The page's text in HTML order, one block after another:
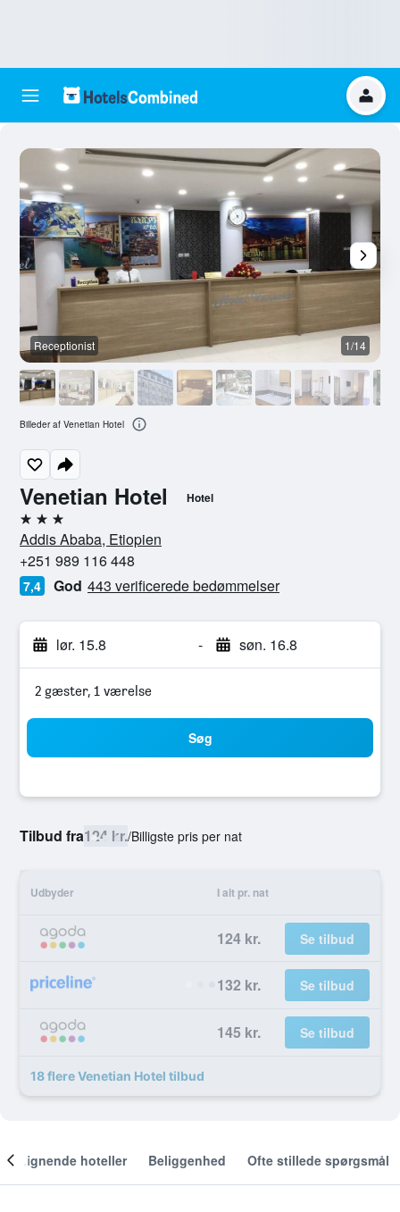
Venetian Hotel Hotel
3 stjerner
Addis Ababa, Etiopien
+251 989 116 448
7,4 God 443 verificerede bedømmelser
lør. 15.8 - søn. 16.8
2 gæster, 1 værelse
Søg
Tilbud fra124 kr./Billigste pris per nat
Udbyder I alt pr. nat
124 kr. Se tilbud
132 kr. Se tilbud
145 kr. Se tilbud
18 flere Venetian Hotel tilbud
Receptionist 1/14
Billeder af Venetian Hotel
Lignende hoteller Beliggenhed Ofte stillede spørgsmål